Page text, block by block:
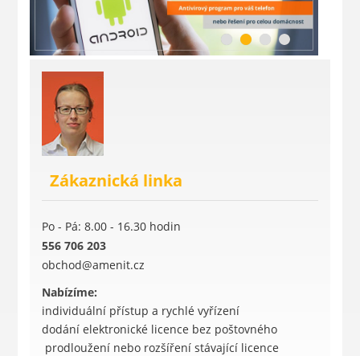
Zákaznická linka
Po - Pá: 8.00 - 16.30 hodin
556 706 203
obchod@amenit.cz
Nabízíme:
individuální přístup a rychlé vyřízení
dodání elektronické licence bez poštovného
prodloužení nebo rozšíření stávající licence